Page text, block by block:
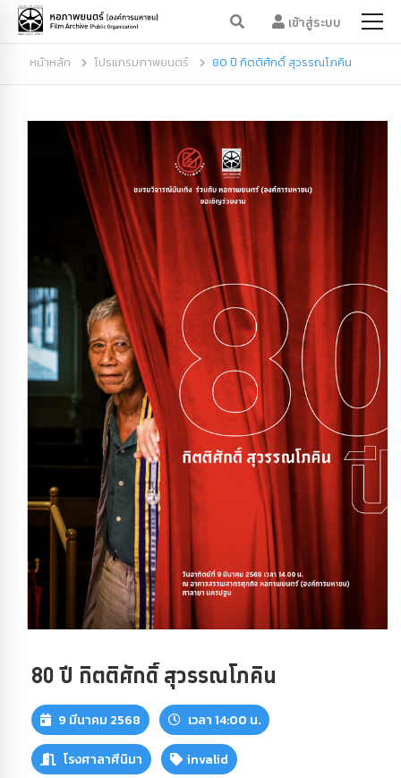
เข้าสู่ระบบ
หน้าหลัก โปรแกรมภาพยนตร์ 80 ปี กิตติศักดิ์ สุวรรณโภคิน
80 ปี กิตติศักดิ์ สุวรรณโภคิน
9 มีนาคม 2568 เวลา 14:00 น.
โรงศาลาศีนิมา
invalid